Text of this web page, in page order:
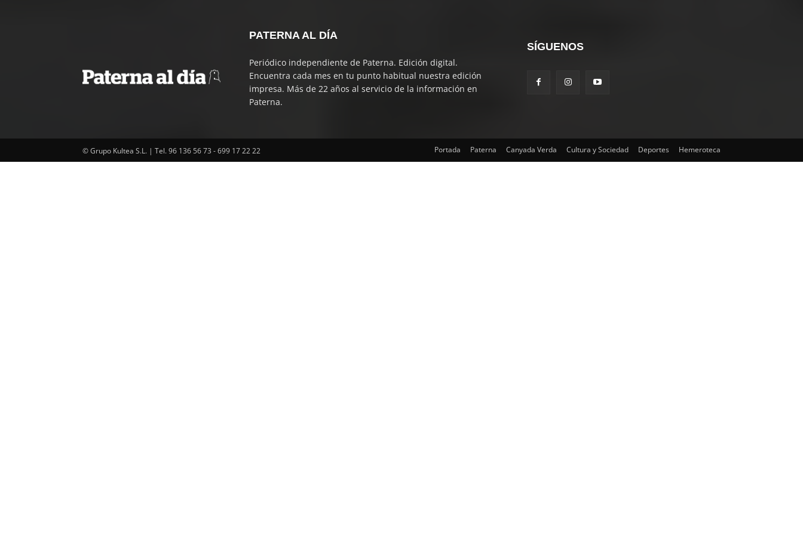
PATERNA AL DÍA
Periódico independiente de Paterna. Edición digital.
Encuentra cada mes en tu punto habitual nuestra edición
impresa. Más de 22 años al servicio de la información en
Paterna.
SÍGUENOS
© Grupo Kultea S.L. | Tel. 96 136 56 73 - 699 17 22 22 Portada Paterna Canyada Verda Cultura y Sociedad Deportes Hemeroteca